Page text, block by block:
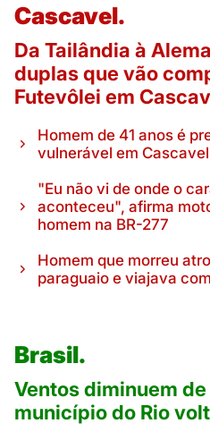
Cascavel.
Da Tailândia à
duplas que vão
Futevôlei em
Homem de 41 anos é
vulnerável em Cascavel
"Eu não vi de onde o
aconteceu", afirma
homem na BR-277
Homem que morreu
paraguaio e viajava
Brasil.
Ventos diminuem
município do Rio